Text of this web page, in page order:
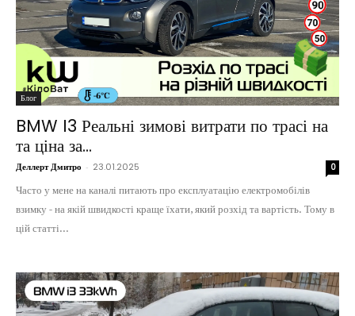
Блог
BMW I3 Реальні зимові витрати по трасі на
та ціна за...
Деллерт Дмитро - 23.01.2025
0
Часто у мене на каналі питають про експлуатацію електромобілів
взимку - на якій швидкості краще їхати, який розхід та вартість. Тому в
цій статті...